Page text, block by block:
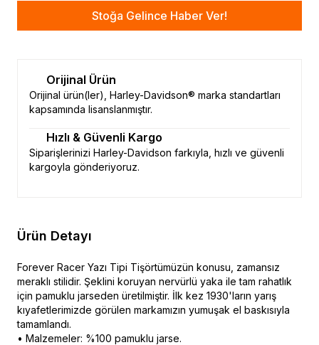
Stoğa Gelince Haber Ver!
Orijinal Ürün
Orijinal ürün(ler), Harley-Davidson® marka standartları
kapsamında lisanslanmıştır.
Hızlı & Güvenli Kargo
Siparişlerinizi Harley-Davidson farkıyla, hızlı ve güvenli
kargoyla gönderiyoruz.
Ürün Detayı
Forever Racer Yazı Tipi Tişörtümüzün konusu, zamansız
meraklı stilidir. Şeklini koruyan nervürlü yaka ile tam rahatlık
için pamuklu jarseden üretilmiştir. İlk kez 1930'ların yarış
kıyafetlerimizde görülen markamızın yumuşak el baskısıyla
tamamlandı.
• Malzemeler: %100 pamuklu jarse.